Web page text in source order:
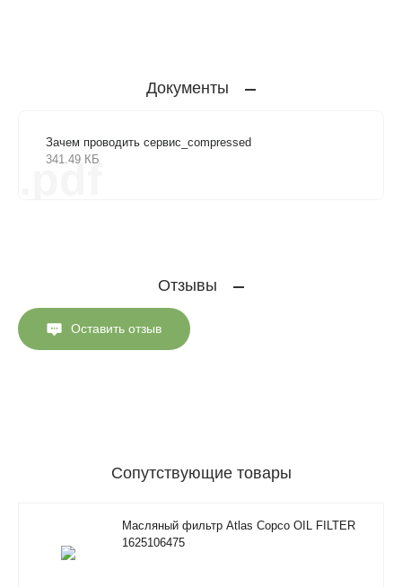
Документы
Зачем проводить сервис_compressed
341.49 КБ
.pdf
Отзывы
Оставить отзыв
Сопутствующие товары
Масляный фильтр Atlas Copco OIL FILTER
1625106475